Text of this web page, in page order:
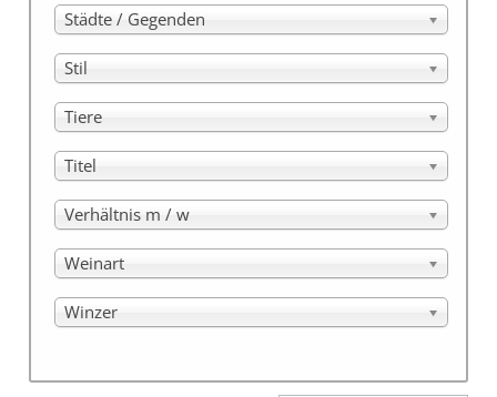
Städte / Gegenden
Stil
Tiere
Titel
Verhältnis m / w
Weinart
Winzer